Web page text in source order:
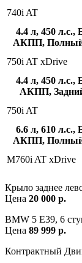
740i AT
4.4 л, 450 л.с.,
АКПП,
750i AT xDrive
4.4 л, 450 л.с.,
АКПП,
750i AT
6.6 л, 610 л.с.,
АКПП,
M760i AT xDrive
Крыло заднее
Цена 20 000 р.
BMW 5 E39, 6
Цена 89 999 р.
Контрактный